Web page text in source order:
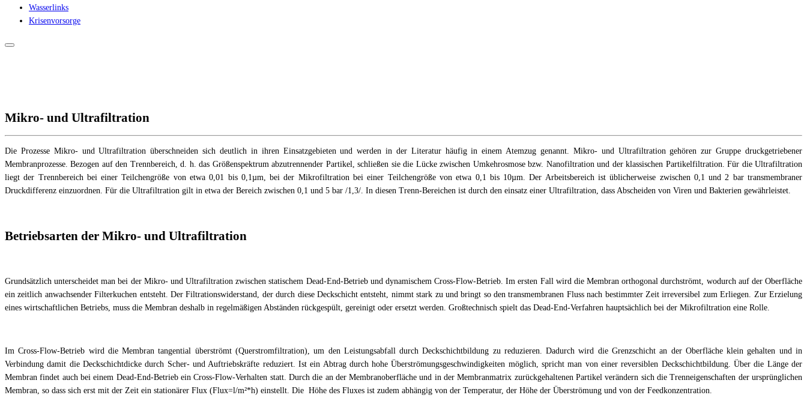
Wasserlinks
Krisenvorsorge
Mikro- und Ultrafiltration
Die Prozesse Mikro- und Ultrafiltration überschneiden sich deutlich in ihren Einsatzgebieten und werden in der Literatur häufig in einem Atemzug genannt. Mikro- und Ultrafiltration gehören zur Gruppe druckgetriebener
Membranprozesse. Bezogen auf den Trennbereich, d. h. das Größenspektrum abzutrennender Partikel, schließen sie die Lücke zwischen Umkehrosmose bzw. Nanofiltration und der klassischen Partikelfiltration. Für die Ultrafiltration
liegt der Trennbereich bei einer Teilchengröße von etwa 0,01 bis 0,1µm, bei der Mikrofiltration bei einer Teilchengröße von etwa 0,1 bis 10µm. Der Arbeitsbereich ist üblicherweise zwischen 0,1 und 2 bar transmembraner
Druckdifferenz einzuordnen. Für die Ultrafiltration gilt in etwa der Bereich zwischen 0,1 und 5 bar /1,3/. In diesen Trenn-Bereichen ist durch den einsatz einer Ultrafiltration, dass Abscheiden von Viren und Bakterien gewährleistet.
Betriebsarten der Mikro- und Ultrafiltration
Grundsätzlich unterscheidet man bei der Mikro- und Ultrafiltration zwischen statischem Dead-End-Betrieb und dynamischem Cross-Flow-Betrieb. Im ersten Fall wird die Membran orthogonal durchströmt, wodurch auf der Oberfläche
ein zeitlich anwachsender Filterkuchen entsteht. Der Filtrationswiderstand, der durch diese Deckschicht entsteht, nimmt stark zu und bringt so den transmembranen Fluss nach bestimmter Zeit irreversibel zum Erliegen. Zur Erzielung
eines wirtschaftlichen Betriebs, muss die Membran deshalb in regelmäßigen Abständen rückgespült, gereinigt oder ersetzt werden. Großtechnisch spielt das Dead-End-Verfahren hauptsächlich bei der Mikrofiltration eine Rolle.
Im Cross-Flow-Betrieb wird die Membran tangential überströmt (Querstromfiltration), um den Leistungsabfall durch Deckschichtbildung zu reduzieren. Dadurch wird die Grenzschicht an der Oberfläche klein gehalten und in
Verbindung damit die Deckschichtdicke durch Scher- und Auftriebskräfte reduziert. Ist ein Abtrag durch hohe Überströmungsgeschwindigkeiten möglich, spricht man von einer reversiblen Deckschichtbildung. Über die Länge der
Membran findet auch bei einem Dead-End-Betrieb ein Cross-Flow-Verhalten statt. Durch die an der Membranoberfläche und in der Membranmatrix zurückgehaltenen Partikel verändern sich die Trenneigenschaften der ursprünglichen
Membran, so dass sich erst mit der Zeit ein stationärer Flux (Flux=l/m²*h) einstellt. Die Höhe des Fluxes ist zudem abhängig von der Temperatur, der Höhe der Überströmung und von der Feedkonzentration.